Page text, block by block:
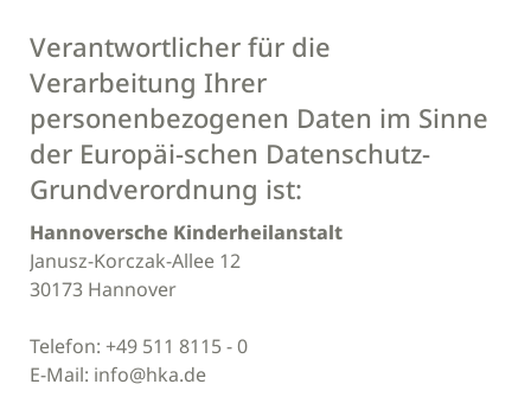
Verantwortlicher für die
Verarbeitung Ihrer
personenbezogenen Daten im Sinne
der Europäi-schen Datenschutz-
Grundverordnung ist:
Hannoversche Kinderheilanstalt
Janusz-Korczak-Allee 12
30173 Hannover
Telefon: +49 511 8115 - 0
E-Mail: info@hka.de